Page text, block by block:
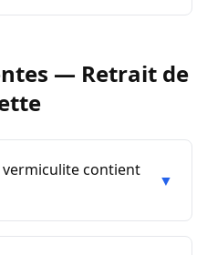
— Retrait de
contient
▼